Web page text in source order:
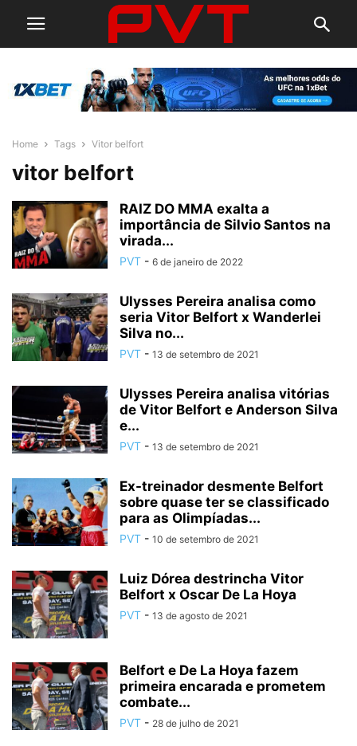
Home Tags Vitor belfort
vitor belfort
RAIZ DO MMA exalta a
importância de Silvio Santos na
virada...
PVT - 6 de janeiro de 2022
Ulysses Pereira analisa como
seria Vitor Belfort x Wanderlei
Silva no...
PVT - 13 de setembro de 2021
Ulysses Pereira analisa vitórias
de Vitor Belfort e Anderson Silva
e...
PVT - 13 de setembro de 2021
Ex-treinador desmente Belfort
sobre quase ter se classificado
para as Olimpíadas...
PVT - 10 de setembro de 2021
Luiz Dórea destrincha Vitor
Belfort x Oscar De La Hoya
PVT - 13 de agosto de 2021
Belfort e De La Hoya fazem
primeira encarada e prometem
combate...
PVT - 28 de julho de 2021